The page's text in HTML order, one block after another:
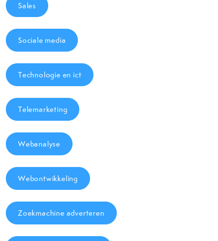
Sales
Sociale media
Technologie en ict
Telemarketing
Webanalyse
Webontwikkeling
Zoekmachine adverteren